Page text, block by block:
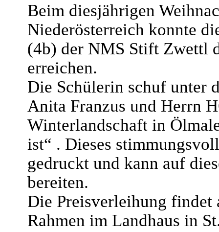
Beim diesjährigen
Niederösterreich konnte
(4b) der NMS Stift Zwettl
erreichen.
Die Schülerin schuf unter
Anita Franzus und Herrn
Winterlandschaft in
ist“ . Dieses
gedruckt und kann auf
bereiten.
Die Preisverleihung findet
Rahmen im Landhaus in